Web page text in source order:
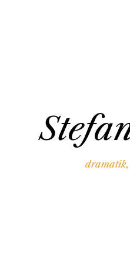
dramatik,